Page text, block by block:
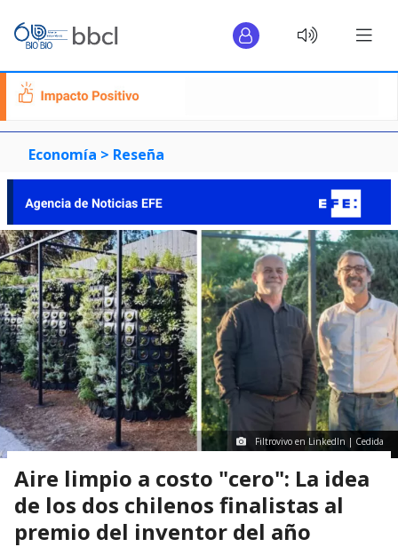
Economía > Reseña
Filtrovivo en LinkedIn | Cedida
Aire limpio a costo "cero": La idea
de los dos chilenos finalistas al
premio del inventor del año